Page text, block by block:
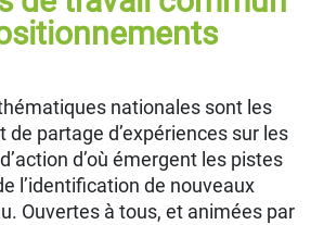
nationales sont les
de partage d’expériences sur les
d’où émergent les pistes
l’identification de nouveaux
Ouvertes à tous, et animées par